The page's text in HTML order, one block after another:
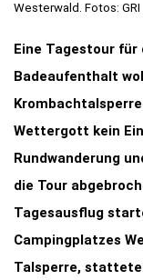
Westerwald. Fotos: GRI
Eine Tagestour für
Badeaufenthalt
Wettergott kein
Rundwanderung
die Tour
Tagesausflug
Campingplatzes
Talsperre,